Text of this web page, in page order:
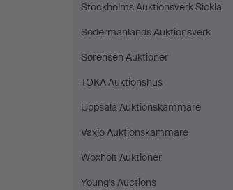
Stockholms Auktionsverk Sickla
Södermanlands Auktionsverk
Sørensen Auktioner
TOKA Auktionshus
Uppsala Auktionskammare
Växjö Auktionskammare
Woxholt Auktioner
Young's Auctions